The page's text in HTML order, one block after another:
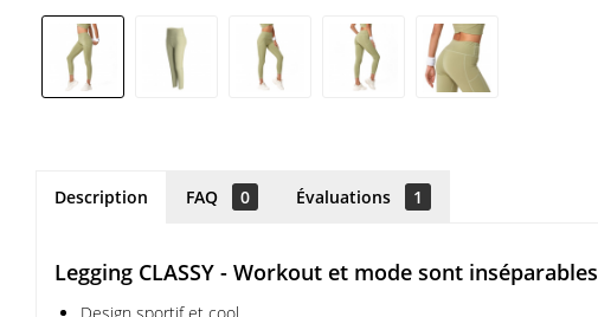
Description FAQ 0 Évaluations 1
Legging CLASSY - Workout et mode sont inséparables